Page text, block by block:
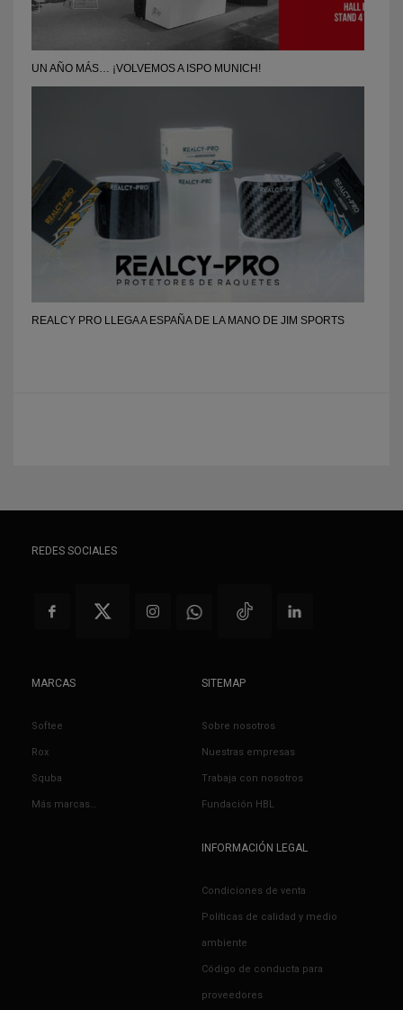
UN AÑO MÁS… ¡VOLVEMOS A ISPO MUNICH!
REALCY PRO LLEGA A ESPAÑA DE LA MANO DE JIM SPORTS
REDES SOCIALES
MARCAS
Softee
Rox
Squba
Más marcas…
SITEMAP
Sobre nosotros
Nuestras empresas
Trabaja con nosotros
Fundación HBL
INFORMACIÓN LEGAL
Condiciones de venta
Políticas de calidad y medio
ambiente
Código de conducta para
proveedores